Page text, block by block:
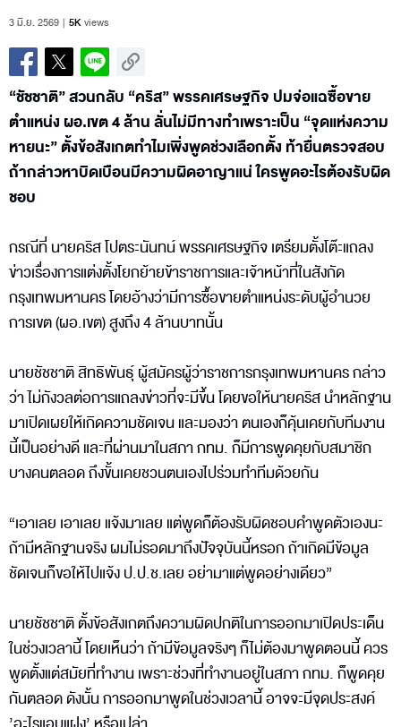
3 มิ.ย. 2569 5Kviews
“ชัชชาติ” สวนกลับ “คริส” พรรคเศรษฐกิจ ปมจ่อแฉซื้อขาย
ตำแหน่ง ผอ.เขต 4 ล้าน ลั่นไม่มีทางทำเพราะเป็น “จุดแห่งความ
หายนะ” ตั้งข้อสังเกตทำไมเพิ่งพูดช่วงเลือกตั้ง ท้ายื่นตรวจสอบ
ถ้ากล่าวหาบิดเบือนมีความผิดอาญาแน่ ใครพูดอะไรต้องรับผิด
ชอบ
กรณีที่ นายคริส โปตระนันทน์ พรรคเศรษฐกิจ เตรียมตั้งโต๊ะแถลง
ข่าวเรื่องการแต่งตั้งโยกย้ายข้าราชการและเจ้าหน้าที่ในสังกัด
กรุงเทพมหานคร โดยอ้างว่ามีการซื้อขายตำแหน่งระดับผู้อำนวย
การเขต (ผอ.เขต) สูงถึง 4 ล้านบาทนั้น
นายชัชชาติ สิทธิพันธุ์ ผู้สมัครผู้ว่าราชการกรุงเทพมหานคร กล่าว
ว่า ไม่กังวลต่อการแถลงข่าวที่จะมีขึ้น โดยขอให้นายคริส นำหลักฐาน
มาเปิดเผยให้เกิดความชัดเจน และมองว่า ตนเองก็คุ้นเคยกับทีมงาน
นี้เป็นอย่างดี และที่ผ่านมาในสภา กทม. ก็มีการพูดคุยกับสมาชิก
บางคนตลอด ถึงขั้นเคยชวนตนเองไปร่วมทำทีมด้วยกัน
“เอาเลย เอาเลย แจ้งมาเลย แต่พูดก็ต้องรับผิดชอบคำพูดตัวเองนะ
ถ้ามีหลักฐานจริง ผมไม่รอดมาถึงปัจจุบันนี้หรอก ถ้าเกิดมีข้อมูล
ชัดเจนก็ขอให้ไปแจ้ง ป.ป.ช.เลย อย่ามาแต่พูดอย่างเดียว”
นายชัชชาติ ตั้งข้อสังเกตถึงความผิดปกติในการออกมาเปิดประเด็น
ในช่วงเวลานี้ โดยเห็นว่า ถ้ามีข้อมูลจริงๆ ก็ไม่ต้องมาพูดตอนนี้ ควร
พูดตั้งแต่สมัยที่ทำงาน เพราะช่วงที่ทำงานอยู่ในสภา กทม. ก็พูดคุย
กันตลอด ดังนั้น การออกมาพูดในช่วงเวลานี้ อาจจะมีจุดประสงค์